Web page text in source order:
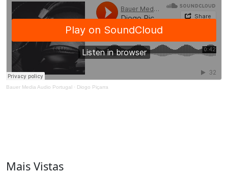
Bauer Media Audio Portugal · Diogo Piçarra
Mais Vistas